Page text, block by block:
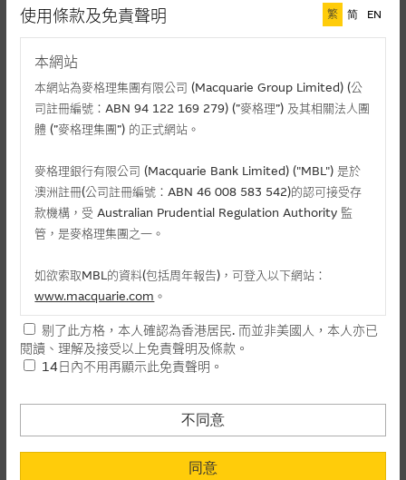
會員專區
關於我們
161.60
488,495
最後更新時間: 07-08-2026 16:20 (十五分鐘延遲)
認購 認沽 牛證
15861 ASM(認購)
26366
ASM(認購) 168.888 0.275
-
28477
ASM(認購 ) 199.999
29210
ASM(認購) 315.22
最後更新時間:07-08-2026 16:20 (15分鐘延遲)
使用條款及免責聲明 繁 简 EN
本網站
本網站為麥格理集團有限公司 (Macquarie Group Limited) (公
司註冊編號：ABN 94 122 169 279) (”麥格理”) 及其相關法人團
體 (”麥格理集團”) 的正式網站。
麥格理銀行有限公司 (Macquarie Bank Limited) ("MBL") 是於
澳洲註冊(公司註冊編號：ABN 46 008 583 542)的認可接受存
款機構，受 Australian Prudential Regulation Authority 監
管，是麥格理集團之一。
如欲索取MBL的資料(包括周年報告)，可登入以下網站：
www.macquarie.com 。
本網站所載資料會隨時更改，而不作另行通知，如閣下欲取麥格
理的資料，可直接聯絡本集團職員。
民使用，並不提供或發售予美國人。本網站內容無意要約或唆使
閣下購買證券、基金單位或其他投資工具(不論在參考條款上或在
其他地方)，但清楚表明上述意圖的個別段落則屬例外。
剔了此方格，本人確認為香港居民. 而並非美國人，本人亦已
閱讀、理解及接受以上免責聲明及條款。
14日內不用再顯示此免責聲明。
不同意
同意